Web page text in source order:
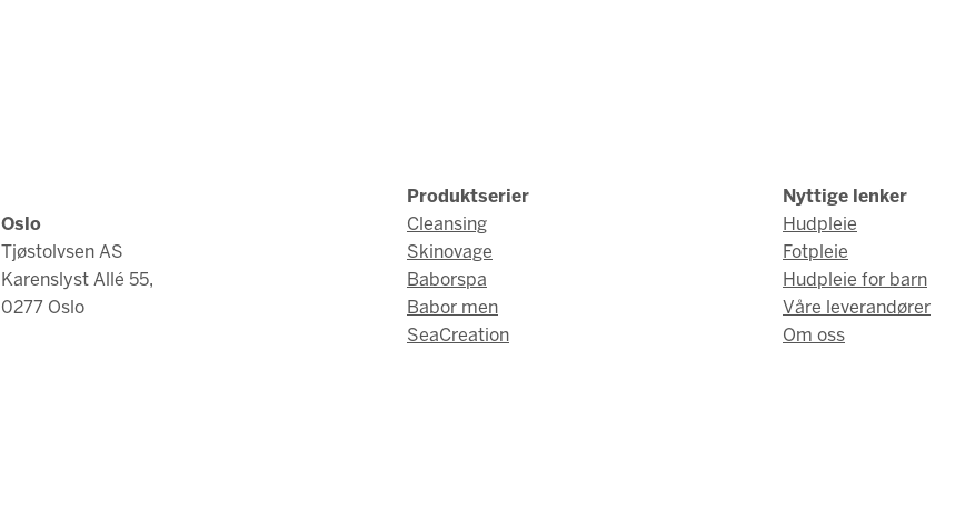
Oslo
Tjøstolvsen AS
Karenslyst Allé 55,
0277 Oslo
Produktserier
Cleansing
Skinovage
Baborspa
Babor men
SeaCreation
Nyttige lenker
Hudpleie
Fotpleie
Hudpleie for barn
Våre leverandører
Om oss